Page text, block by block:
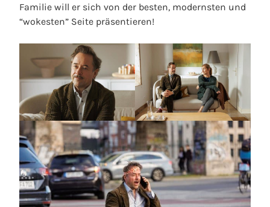
Familie will er sich von der besten, modernsten und
“wokesten” Seite präsentieren!